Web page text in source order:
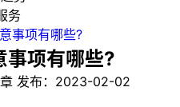
务
事项有哪些?
事项有哪些?
发布： 2023-02-02